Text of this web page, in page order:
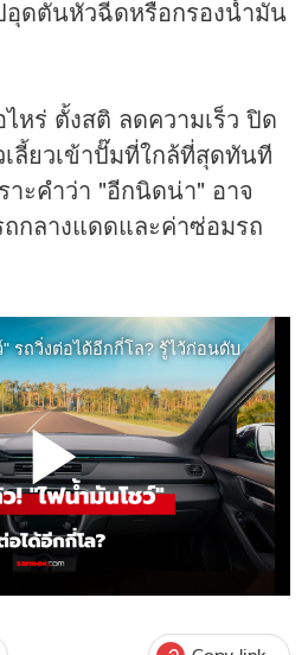
อุดตันหัวฉีดหรือกรองน้ำมัน
หร่ ตั้งสติ ลดความเร็ว ปิด
ลี้ยวเข้าปั๊มที่ใกล้ที่สุดทันที
าะคำว่า "อีกนิดน่า" อาจ
กลางแดดและค่าซ่อมรถ